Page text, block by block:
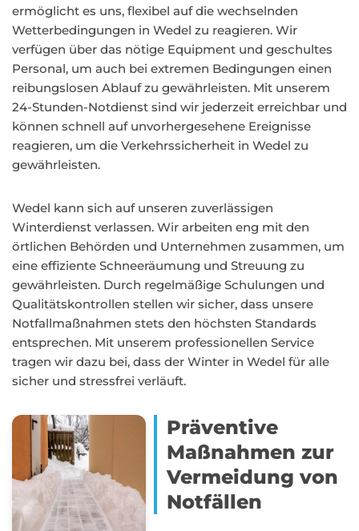
ermöglicht es uns, flexibel auf die wechselnden
Wetterbedingungen in Wedel zu reagieren. Wir
verfügen über das nötige Equipment und geschultes
Personal, um auch bei extremen Bedingungen einen
reibungslosen Ablauf zu gewährleisten. Mit unserem
24-Stunden-Notdienst sind wir jederzeit erreichbar und
können schnell auf unvorhergesehene Ereignisse
reagieren, um die Verkehrssicherheit in Wedel zu
gewährleisten.
Wedel kann sich auf unseren zuverlässigen
Winterdienst verlassen. Wir arbeiten eng mit den
örtlichen Behörden und Unternehmen zusammen, um
eine effiziente Schneeräumung und Streuung zu
gewährleisten. Durch regelmäßige Schulungen und
Qualitätskontrollen stellen wir sicher, dass unsere
Notfallmaßnahmen stets den höchsten Standards
entsprechen. Mit unserem professionellen Service
tragen wir dazu bei, dass der Winter in Wedel für alle
sicher und stressfrei verläuft.
Präventive
Maßnahmen zur
Vermeidung von
Notfällen